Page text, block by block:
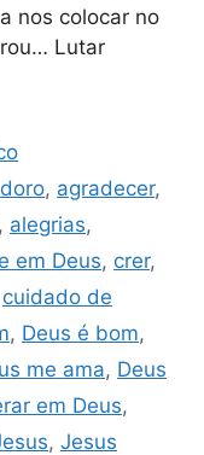
nos colocar no
Lutar
, agradecer,
, alegrias,
em Deus, crer,
cuidado de
, Deus é bom,
me ama, Deus
em Deus,
, Jesus